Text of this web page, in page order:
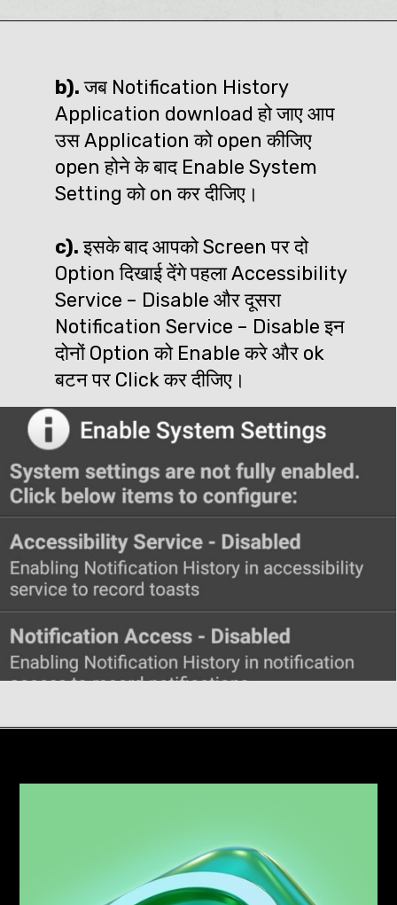
b). जब Notification History
Application download हो जाए आप
उस Application को open कीजिए
open होने के बाद Enable System
Setting को on कर दीजिए।
c). इसके बाद आपको Screen पर दो
Option दिखाई देंगे पहला Accessibility
Service – Disable और दूसरा
Notification Service – Disable इन
दोनों Option को Enable करे और ok
बटन पर Click कर दीजिए।